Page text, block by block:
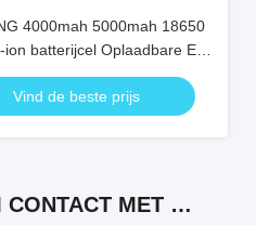
4000mah 5000mah 18650
ion batterijcel Oplaadbare E-
Vind de beste prijs
NEEM CONTACT MET ONS OP